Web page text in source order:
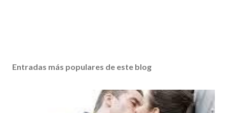
Entradas más populares de este blog